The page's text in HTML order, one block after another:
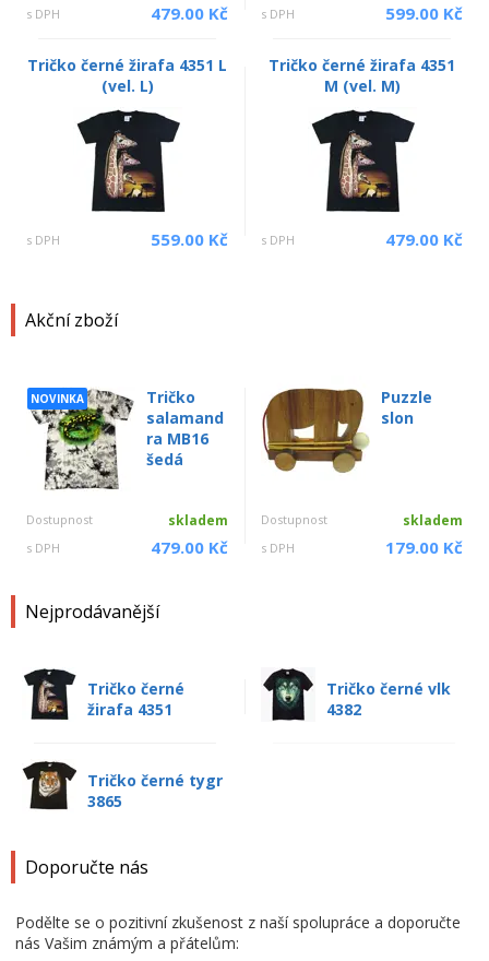
Akční zboží
NOVINKA
Tričko
salamand
ra MB16
šedá
Dostupnost skladem
s DPH 479.00 Kč
Puzzle
slon
Dostupnost skladem
s DPH 179.00 Kč
Nejprodávanější
Tričko černé
žirafa 4351
Tričko černé vlk
4382
Tričko černé tygr
3865
Doporučte nás
Podělte se o pozitivní zkušenost z naší spolupráce a doporučte
nás Vašim známým a přátelům:
s DPH 479.00 Kč s DPH 599.00 Kč
Tričko černé žirafa 4351 L
(vel. L)
s DPH 559.00 Kč
Tričko černé žirafa 4351
M (vel. M)
s DPH 479.00 Kč